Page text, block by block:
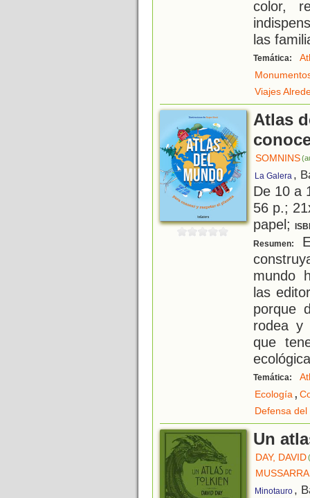
color,
las
Temática:
Viajes
Atlas
SOMNINS
La Galera ,
De 10 a
56 p.;
papel;
Resumen:
mundo
las
porque
rodea y
que
Temática:
Ecología,
Defensa
Un
DAY, DAVID
Minotauro ,